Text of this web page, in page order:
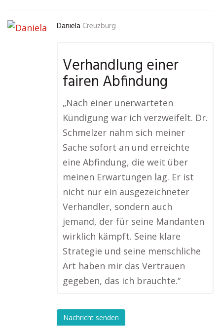
Daniela Creuzburg
Verhandlung einer
fairen Abfindung
„Nach einer unerwarteten
Kündigung war ich verzweifelt. Dr.
Schmelzer nahm sich meiner
Sache sofort an und erreichte
eine Abfindung, die weit über
meinen Erwartungen lag. Er ist
nicht nur ein ausgezeichneter
Verhandler, sondern auch
jemand, der für seine Mandanten
wirklich kämpft. Seine klare
Strategie und seine menschliche
Art haben mir das Vertrauen
gegeben, das ich brauchte.“
Nachricht senden